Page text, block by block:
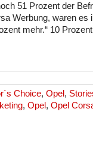
51 Prozent der
Werbung, waren es
mehr.“ 10 Prozent
Choice, Opel,
, Opel, Opel